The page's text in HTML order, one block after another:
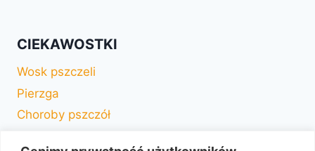
CIEKAWOSTKI
Wosk pszczeli
Pierzga
Choroby pszczół